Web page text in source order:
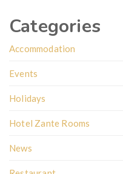
Categories
Accommodation
Events
Holidays
Hotel Zante Rooms
News